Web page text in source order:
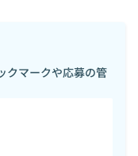
クマークや応募の管